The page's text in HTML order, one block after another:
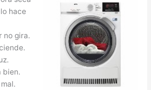
hace
no gira.
bien.